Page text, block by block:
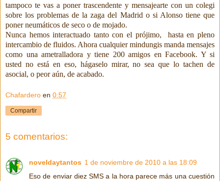
tampoco te vas a poner trascendente y mensajearte con un colegi
sobre los problemas de la zaga del Madrid o si Alonso tiene que
poner neumáticos de seco o de mojado.
Nunca hemos interactuado tanto con el prójimo, hasta en pleno
intercambio de fluidos. Ahora cualquier mindungis manda mensajes
como una ametralladora y tiene 200 amigos en Facebook. Y si
usted no está en eso, hágaselo mirar, no sea que lo tachen de
asocial, o peor aún, de acabado.
Chafardero en 0:57
Compartir
5 comentarios:
noveldaytantos 1 de noviembre de 2010 a las 18:09
Eso de enviar diez SMS a la hora parece más una cuestión